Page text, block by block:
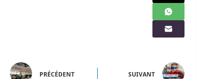
PRÉCÉDENT SUIVANT